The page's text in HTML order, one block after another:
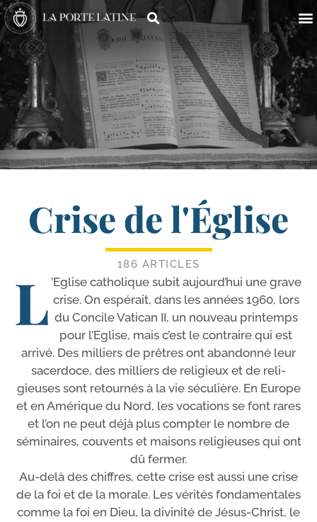
Crise de l'Église
186 ARTICLES
L ’Eglise catho­lique subit aujourd’­hui une grave
crise. On espé­rait, dans les années 1960, lors
du Concile Vatican II, un nou­veau prin­temps
pour l’Eglise, mais c’est le contraire qui est
arri­vé. Des mil­liers de prêtres ont aban­don­né leur
sacer­doce, des mil­liers de reli­gieux et de reli­
gieuses sont retour­nés à la vie sécu­lière. En Europe
et en Amérique du Nord, les voca­tions se font rares
et l’on ne peut déjà plus comp­ter le nombre de
sémi­naires, cou­vents et mai­sons reli­gieuses qui ont
dû fermer.
Au-​delà des chiffres, cette crise est aus­si une crise
de la foi et de la morale. Les véri­tés fon­da­men­tales
comme la foi en Dieu, la divi­ni­té de Jésus-​Christ, le